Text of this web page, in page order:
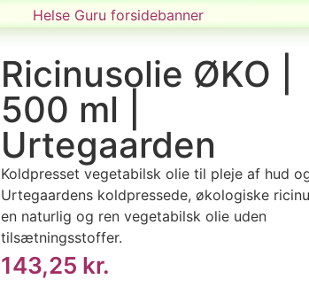
Ricinusolie ØKO |
500 ml |
Urtegaarden
Koldpresset vegetabilsk olie til pleje af hud
Urtegaardens koldpressede, økologiske
en naturlig og ren vegetabilsk olie uden
tilsætningsstoffer.
143,25 kr.